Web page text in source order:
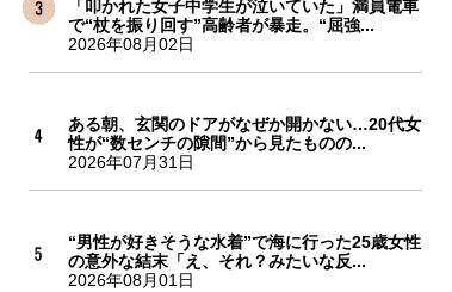
「叩かれた女子中学生が泣いていた」満員電車
で“杖を振り回す”高齢者が暴走。“屈強...
2026年08月02日
ある朝、玄関のドアがなぜか開かない…20代女
性が“数センチの隙間”から見たものの...
2026年07月31日
“男性が好きそうな水着”で海に行った25歳女性
の意外な結末「え、それ？みたいな反...
2026年08月01日